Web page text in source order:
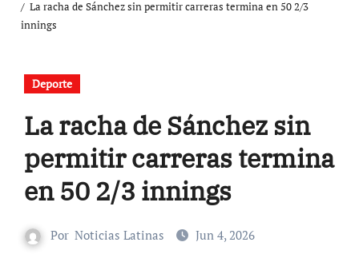
La racha de Sánchez sin permitir carreras termina en 50 2/3
innings
Deporte
La racha de Sánchez sin
permitir carreras termina
en 50 2/3 innings
Por Noticias Latinas Jun 4, 2026